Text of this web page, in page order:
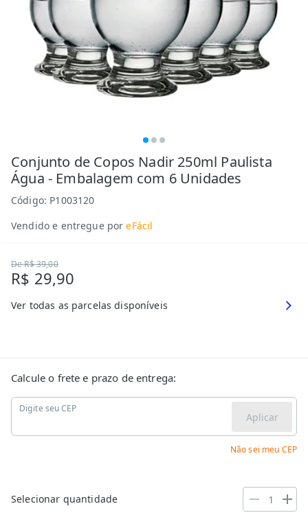
Conjunto de Copos Nadir 250ml Paulista
Água - Embalagem com 6 Unidades
Código: P1003120
Vendido e entregue por eFácil
DeR$ 39,00
R$ 29,90
Ver todas as parcelas disponíveis
Calcule o frete e prazo de entrega:
Digite seu CEP
Aplicar
Não sei meu CEP
Selecionar quantidade